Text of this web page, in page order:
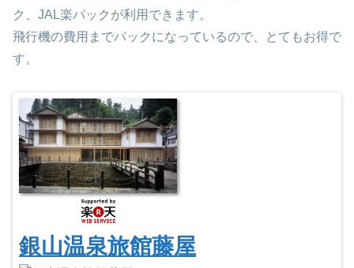
ク、JAL楽パックが利用できます。
飛行機の費用までパックになっているので、とてもお得で
す。
銀山温泉旅館藤屋